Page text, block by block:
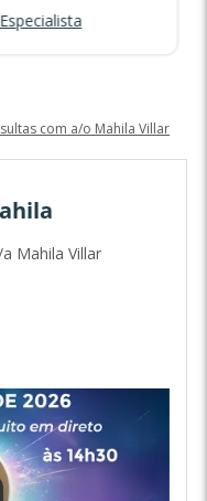
com a/o Mahila Villar
Mahila Villar